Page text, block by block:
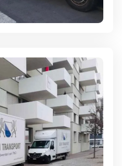
Privatumzüge